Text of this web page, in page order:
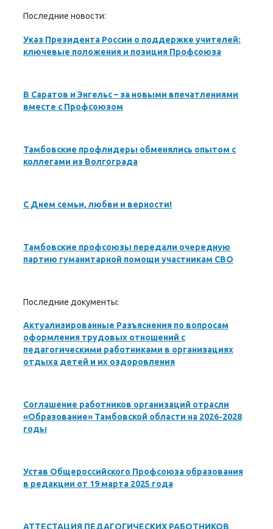
Последние новости:
Указ Президента России о поддержке учителей:
ключевые положения и позиция Профсоюза
В Саратов и Энгельс – за новыми впечатлениями
вместе с Профсоюзом
Тамбовские профлидеры обменялись опытом с
коллегами из Волгограда
С Днем семьи, любви и верности!
Тамбовские профсоюзы передали очередную
партию гуманитарной помощи участникам СВО
Последние документы:
Актуализированные Разъяснения по вопросам
оформления трудовых отношений с
педагогическими работниками в организациях
отдыха детей и их оздоровления
Соглашение работников организаций отрасли
«Образование» Тамбовской области на 2026-2028
годы
Устав Общероссийского Профсоюза образования
в редакции от 19 марта 2025 года
АТТЕСТАЦИЯ ПЕДАГОГИЧЕСКИХ РАБОТНИКОВ